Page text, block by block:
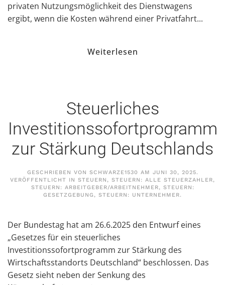
privaten Nutzungsmöglichkeit des Dienstwagens
ergibt, wenn die Kosten während einer Privatfahrt...
Weiterlesen
Steuerliches
Investitionssofortprogramm
zur Stärkung Deutschlands
GESCHRIEBEN VON SCHWARZE1530 AM JUNI 30, 2025.
VERÖFFENTLICHT IN STEUERN, STEUERN: ALLE STEUERZAHLER,
STEUERN: ARBEITGEBER/ARBEITNEHMER, STEUERN:
GESETZGEBUNG, STEUERN: UNTERNEHMER.
Der Bundestag hat am 26.6.2025 den Entwurf eines
„Gesetzes für ein steuerliches
Investitionssofortprogramm zur Stärkung des
Wirtschaftsstandorts Deutschland“ beschlossen. Das
Gesetz sieht neben der Senkung des